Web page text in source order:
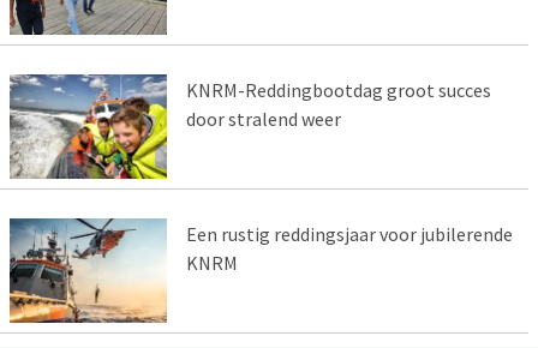
KNRM-Reddingbootdag groot succes
door stralend weer
Een rustig reddingsjaar voor jubilerende
KNRM